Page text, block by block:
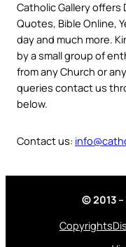
Catholic Gallery offers
Quotes, Bible Online,
day and much more.
by a small group of
from any Church or
queries contact us
below.
Contact us:
© 2013
Copyrights